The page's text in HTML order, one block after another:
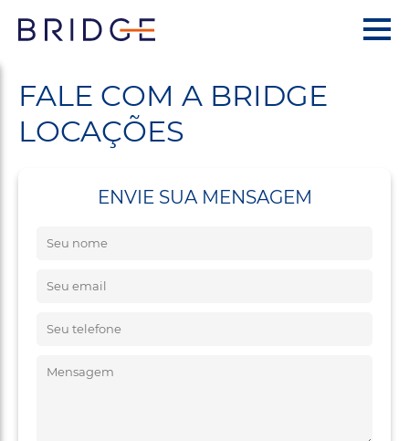
FALE COM A BRIDGE
LOCAÇÕES
ENVIE SUA MENSAGEM